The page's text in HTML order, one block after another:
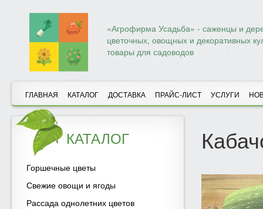
«Агрофирма Усадьба» - саженцы и
цветочных, овощных и декоративных
товары для садоводов
ГЛАВНАЯ КАТАЛОГ ДОСТАВКА ПРАЙС-ЛИСТ УСЛУГИ
КАТАЛОГ
Горшечные цветы
Свежие овощи и ягоды
Рассада однолетних цветов